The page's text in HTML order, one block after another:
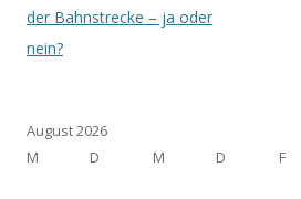
der Bahnstrecke – ja oder
nein?
August 2026
M
D M D F